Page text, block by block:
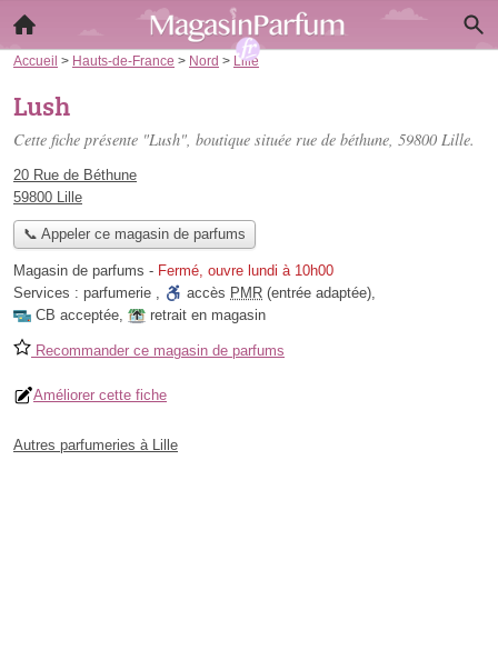
Accueil > Hauts-de-France > Nord > Lille
Lush
Cette fiche présente "Lush", boutique située rue de béthune, 59800 Lille.
20 Rue de Béthune
59800 Lille
📞 Appeler ce magasin de parfums
Magasin de parfums - Fermé, ouvre lundi à 10h00
Services : parfumerie , accès PMR (entrée adaptée),
CB acceptée, retrait en magasin
Recommander ce magasin de parfums
Améliorer cette fiche
Autres parfumeries à Lille